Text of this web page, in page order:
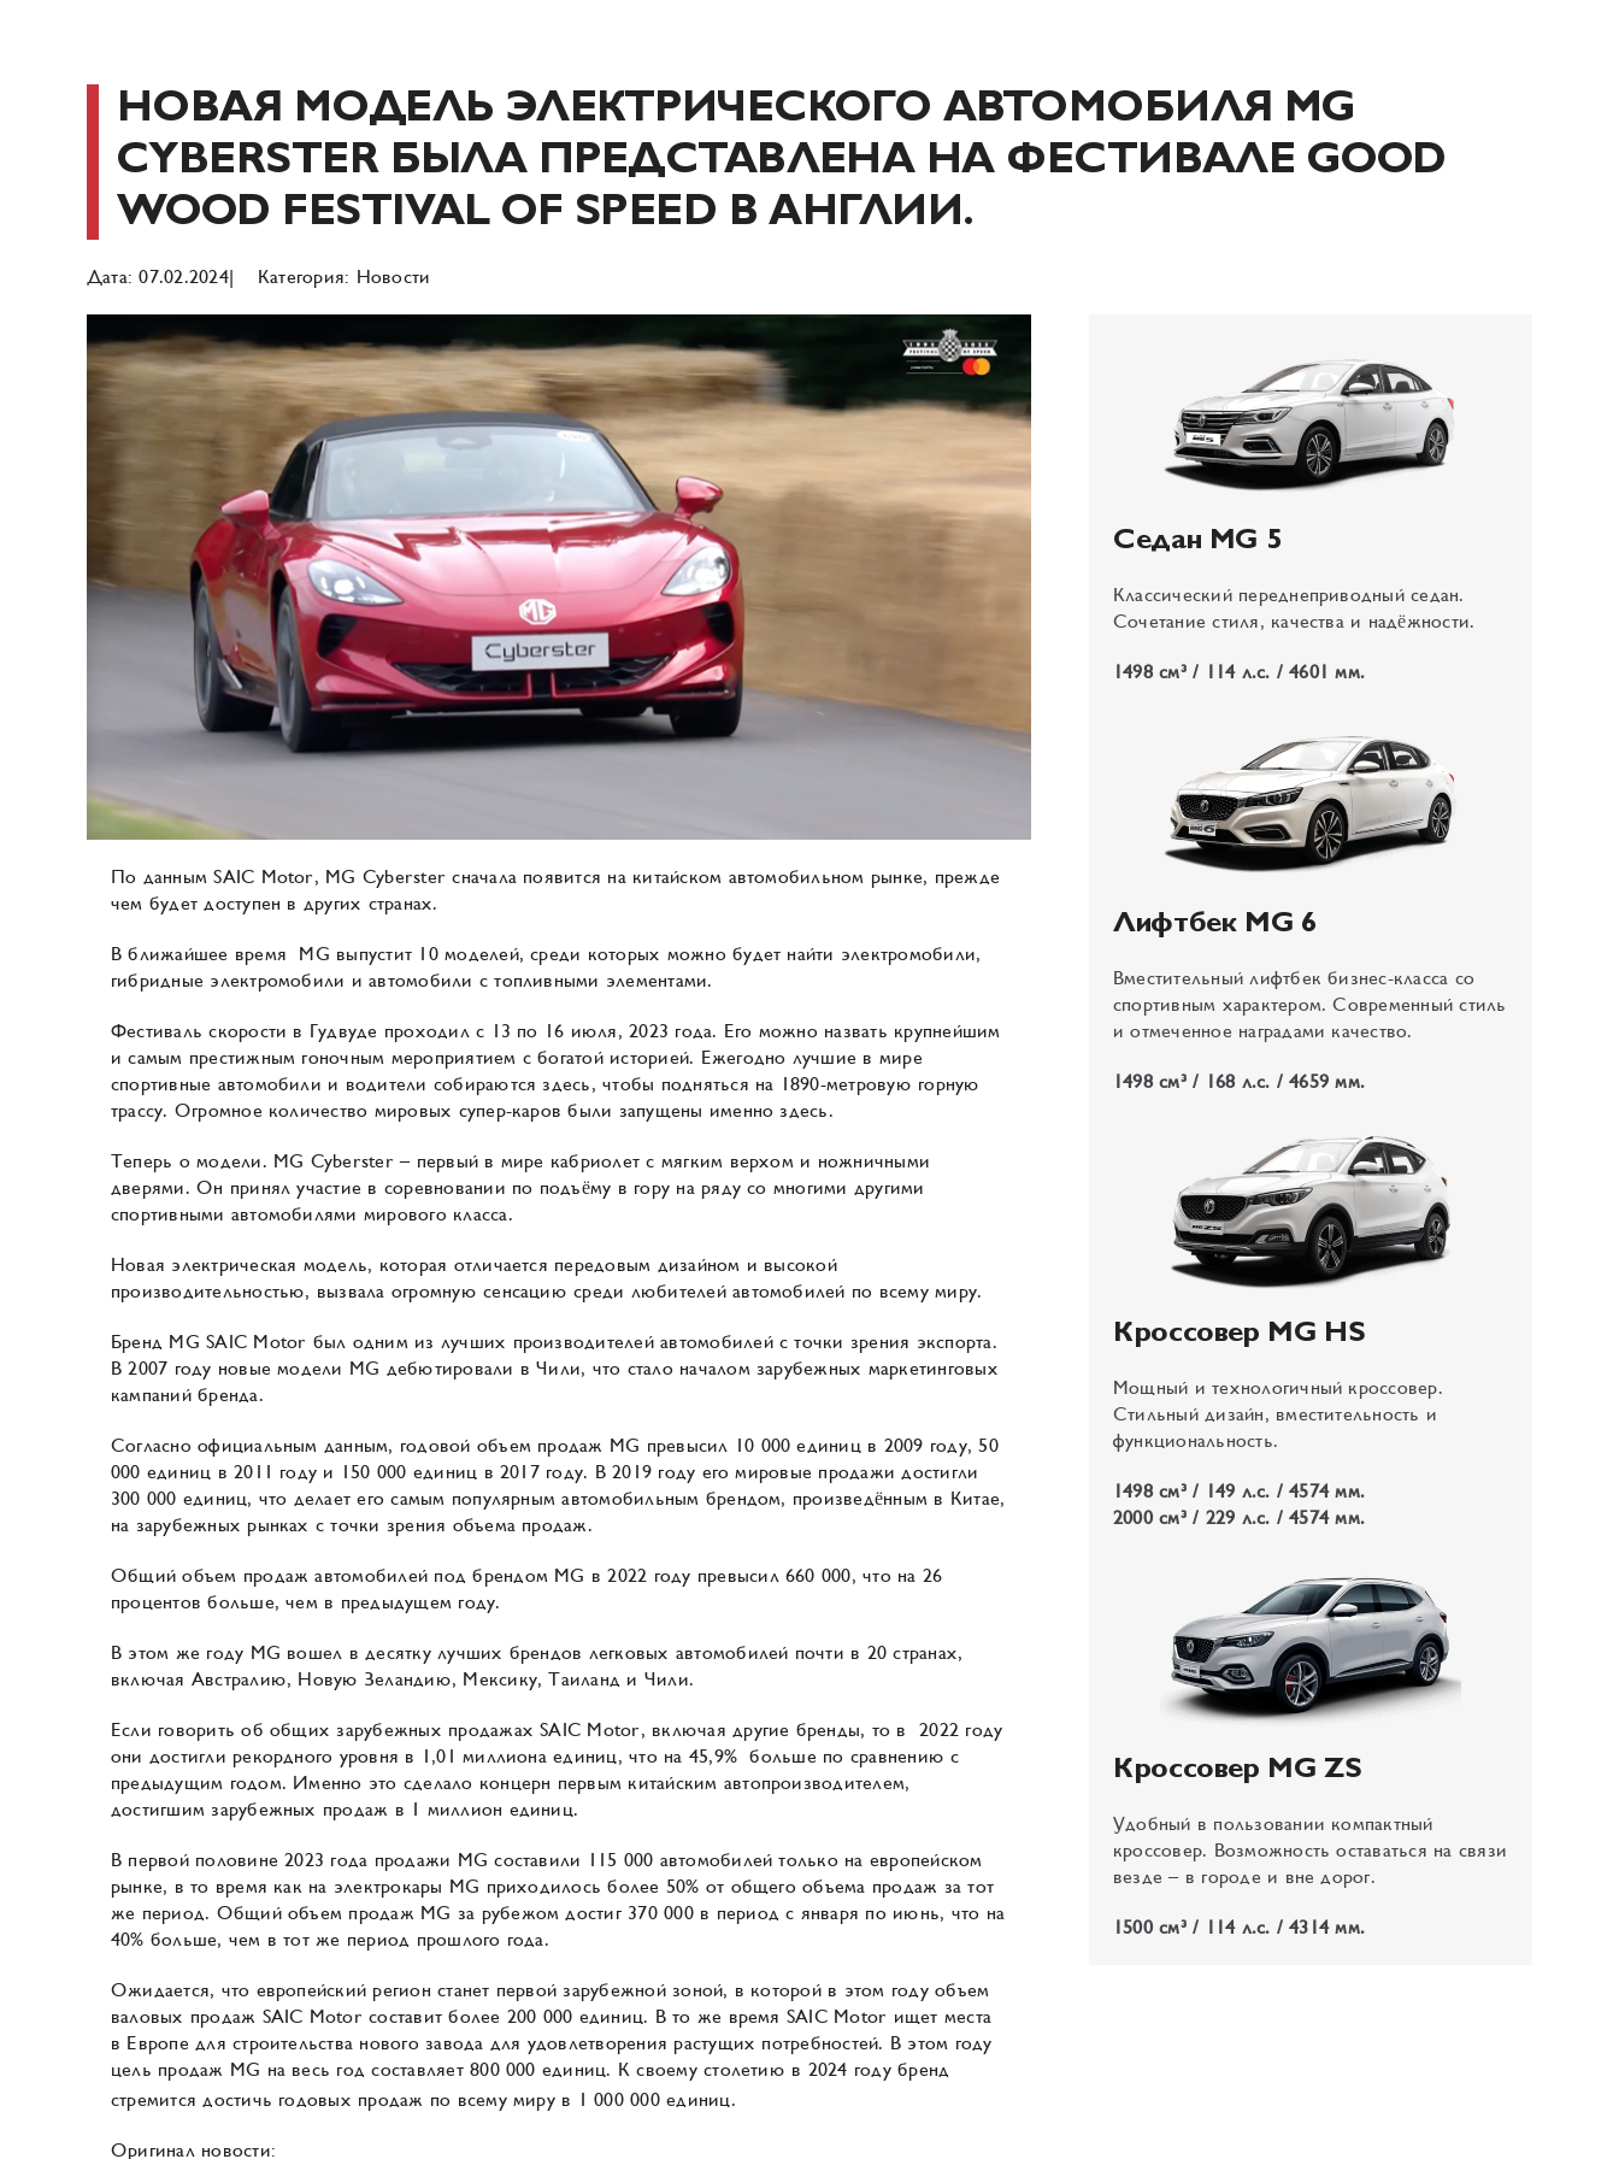
НОВАЯ МОДЕЛЬ ЭЛЕКТРИЧЕСКОГО АВТОМОБИЛЯ MG
CYBERSTER БЫЛА ПРЕДСТАВЛЕНА НА ФЕСТИВАЛЕ GOOD
WOOD FESTIVAL OF SPEED В АНГЛИИ.
Дата: 07.02.2024| Категория: Новости
По данным SAIC Motor, MG Cyberster сначала появится на китайском автомобильном рынке, прежде
чем будет доступен в других странах.
В ближайшее время MG выпустит 10 моделей, среди которых можно будет найти электромобили,
гибридные электромобили и автомобили с топливными элементами.
Фестиваль скорости в Гудвуде проходил с 13 по 16 июля, 2023 года. Его можно назвать крупнейшим
и самым престижным гоночным мероприятием с богатой историей. Ежегодно лучшие в мире
спортивные автомобили и водители собираются здесь, чтобы подняться на 1890-метровую горную
трассу. Огромное количество мировых супер-каров были запущены именно здесь.
Теперь о модели. MG Cyberster — первый в мире кабриолет с мягким верхом и ножничными
дверями. Он принял участие в соревновании по подъёму в гору на ряду со многими другими
спортивными автомобилями мирового класса.
Новая электрическая модель, которая отличается передовым дизайном и высокой
производительностью, вызвала огромную сенсацию среди любителей автомобилей по всему миру.
Бренд MG SAIC Motor был одним из лучших производителей автомобилей с точки зрения экспорта.
В 2007 году новые модели MG дебютировали в Чили, что стало началом зарубежных маркетинговых
кампаний бренда.
Согласно официальным данным, годовой объем продаж MG превысил 10 000 единиц в 2009 году, 50
000 единиц в 2011 году и 150 000 единиц в 2017 году. В 2019 году его мировые продажи достигли
300 000 единиц, что делает его самым популярным автомобильным брендом, произведённым в Китае,
на зарубежных рынках с точки зрения объема продаж.
Общий объем продаж автомобилей под брендом MG в 2022 году превысил 660 000, что на 26
процентов больше, чем в предыдущем году.
В этом же году MG вошел в десятку лучших брендов легковых автомобилей почти в 20 странах,
включая Австралию, Новую Зеландию, Мексику, Таиланд и Чили.
Если говорить об общих зарубежных продажах SAIC Motor, включая другие бренды, то в 2022 году
они достигли рекордного уровня в 1,01 миллиона единиц, что на 45,9% больше по сравнению с
предыдущим годом. Именно это сделало концерн первым китайским автопроизводителем,
достигшим зарубежных продаж в 1 миллион единиц.
В первой половине 2023 года продажи MG составили 115 000 автомобилей только на европейском
рынке, в то время как на электрокары MG приходилось более 50% от общего объема продаж за тот
же период. Общий объем продаж MG за рубежом достиг 370 000 в период с января по июнь, что на
40% больше, чем в тот же период прошлого года.
Ожидается, что европейский регион станет первой зарубежной зоной, в которой в этом году объем
валовых продаж SAIC Motor составит более 200 000 единиц. В то же время SAIC Motor ищет места
в Европе для строительства нового завода для удовлетворения растущих потребностей. В этом году
цель продаж MG на весь год составляет 800 000 единиц. К своему столетию в 2024 году бренд
стремится достичь годовых продаж по всему миру в 1 000 000 единиц.
Оригинал новости:
Седан MG 5
Классический переднеприводный седан.
Сочетание стиля, качества и надёжности.
1498 см³ / 114 л.с. / 4601 мм.
Лифтбек MG 6
Вместительный лифтбек бизнес-класса со
спортивным характером. Современный стиль
и отмеченное наградами качество.
1498 см³ / 168 л.с. / 4659 мм.
Кроссовер MG HS
Мощный и технологичный кроссовер.
Стильный дизайн, вместительность и
функциональность.
1498 см³ / 149 л.с. / 4574 мм.
2000 см³ / 229 л.с. / 4574 мм.
Кроссовер MG ZS
Удобный в пользовании компактный
кроссовер. Возможность оставаться на связи
везде — в городе и вне дорог.
1500 см³ / 114 л.с. / 4314 мм.